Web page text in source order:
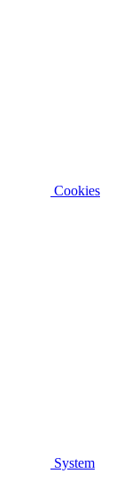
Cookies
System